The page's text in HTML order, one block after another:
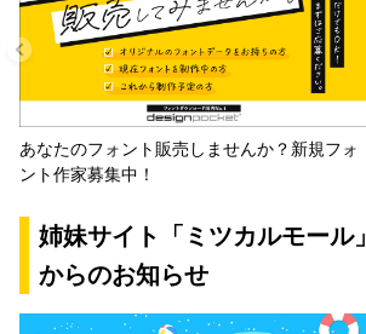
あなたのフォント販売しませんか？新規フォ
ント作家募集中！
姉妹サイト「ミツカルモール」
からのお知らせ